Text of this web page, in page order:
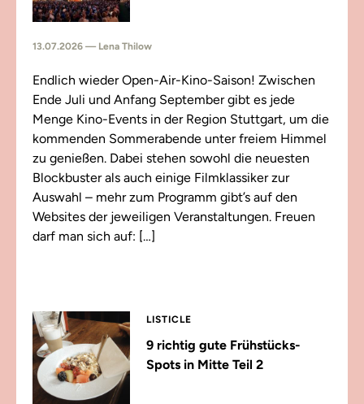
13.07.2026 — Lena Thilow
Endlich wieder Open-Air-Kino-Saison! Zwischen
Ende Juli und Anfang September gibt es jede
Menge Kino-Events in der Region Stuttgart, um die
kommenden Sommerabende unter freiem Himmel
zu genießen. Dabei stehen sowohl die neuesten
Blockbuster als auch einige Filmklassiker zur
Auswahl – mehr zum Programm gibt’s auf den
Websites der jeweiligen Veranstaltungen. Freuen
darf man sich auf: […]
LISTICLE
9 richtig gute Frühstücks-
Spots in Mitte Teil 2